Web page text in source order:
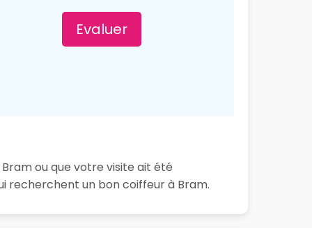
Evaluer
ou que votre visite ait été
recherchent un bon coiffeur à Bram.